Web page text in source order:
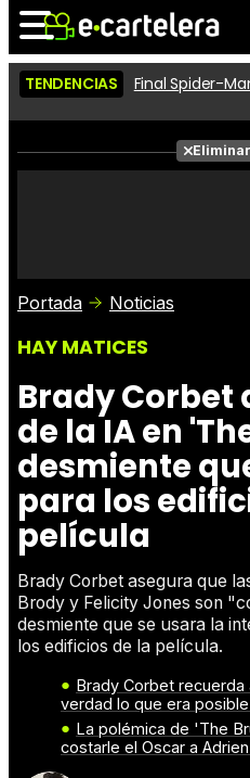
Noticias
Críticas
TENDENCIAS Final Spider-
Portada Noticias
HAY MATICES
Brady Corbet
de la IA en
desmiente
para los
película
Brady Corbet asegura que
Brody y Felicity Jones son
desmiente que se usara la
los edificios de la película.
Brady Corbet recuerda
verdad lo que era
La polémica de 'The
costarle el Oscar a